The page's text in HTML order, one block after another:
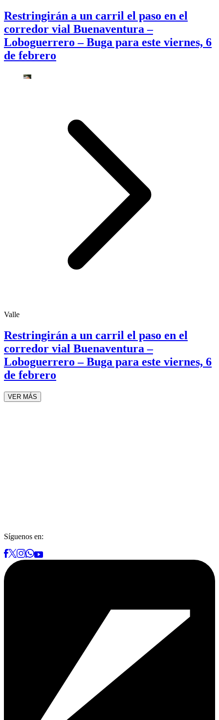
Restringirán a un carril el paso en el
corredor vial Buenaventura –
Loboguerrero – Buga para este viernes, 6
de febrero
Valle
Restringirán a un carril el paso en el
corredor vial Buenaventura –
Loboguerrero – Buga para este viernes, 6
de febrero
VER MÁS
Síguenos en: